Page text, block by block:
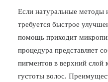
Если натуральные методы
требуется быстрое
помощь приходит
процедура представляет
пигментов в верхний слой
густоты волос.